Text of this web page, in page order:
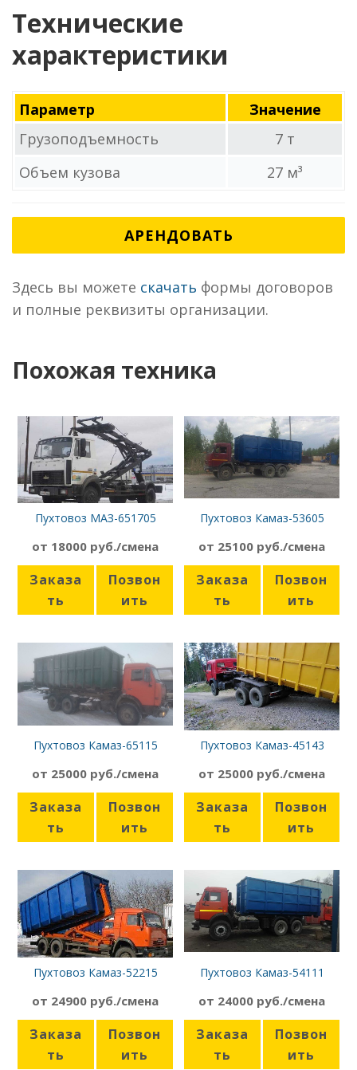
Технические
характеристики
Параметр
Значение
Грузоподъемность
7 т
Объем кузова
27 м³
АРЕНДОВАТЬ
Здесь вы можете скачать формы договоров
и полные реквизиты организации.
Похожая техника
Пухтовоз МАЗ-651705
от 18000 руб./смена
Заказа
ть
Позвон
ить
Пухтовоз Камаз-53605
от 25100 руб./смена
Заказа
ть
Позвон
ить
Пухтовоз Камаз-65115
от 25000 руб./смена
Заказа
ть
Позвон
ить
Пухтовоз Камаз-45143
от 25000 руб./смена
Заказа
ть
Позвон
ить
Пухтовоз Камаз-52215
от 24900 руб./смена
Заказа
ть
Позвон
ить
Пухтовоз Камаз-54111
от 24000 руб./смена
Заказа
ть
Позвон
ить